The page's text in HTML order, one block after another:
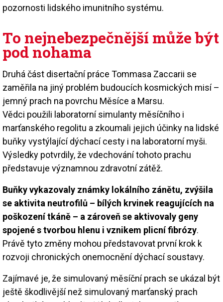
pozornosti lidského imunitního systému.
To nejnebezpečnější může být
pod nohama
Druhá část disertační práce Tommasa Zaccarii se
zaměřila na jiný problém budoucích kosmických misí –
jemný prach na povrchu Měsíce a Marsu.
Vědci použili laboratorní simulanty měsíčního i
marťanského regolitu a zkoumali jejich účinky na lidské
buňky vystýlající dýchací cesty i na laboratorní myši.
Výsledky potvrdily, že vdechování tohoto prachu
představuje významnou zdravotní zátěž.
Buňky vykazovaly známky lokálního zánětu, zvýšila
se aktivita neutrofilů – bílých krvinek reagujících na
poškození tkáně – a zároveň se aktivovaly geny
spojené s tvorbou hlenu i vznikem plicní fibrózy.
Právě tyto změny mohou představovat první krok k
rozvoji chronických onemocnění dýchací soustavy.
Zajímavé je, že simulovaný měsíční prach se ukázal být
ještě škodlivější než simulovaný marťanský prach